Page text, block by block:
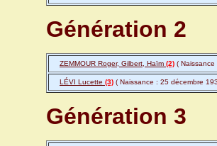
Génération 2
ZEMMOUR Roger, Gilbert, Haïm (2) (
LÉVI Lucette (3) ( Naissance : 25 décembre
Génération 3